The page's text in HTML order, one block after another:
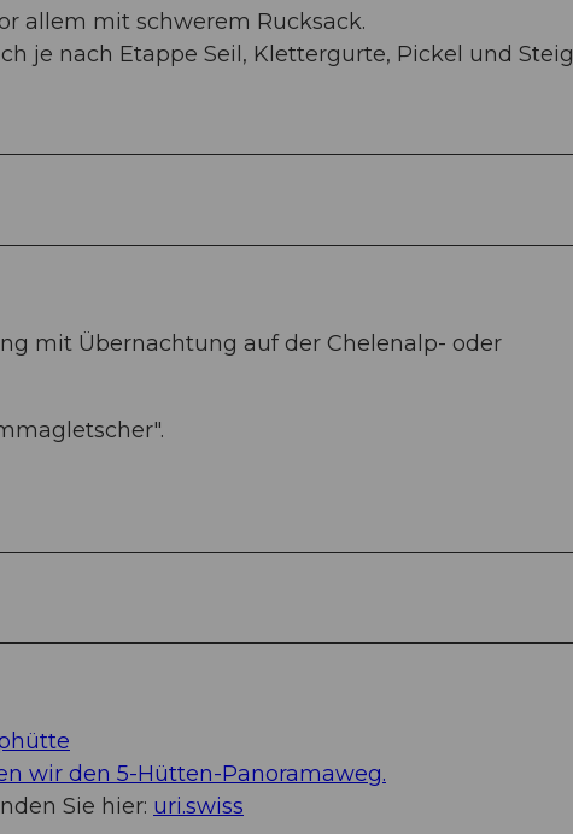
allem mit schwerem Rucksack.
je nach Etappe Seil, Klettergurte, Pickel und
mit Übernachtung auf der Chelenalp- oder
wir den 5-Hütten-Panoramaweg.
Sie hier: uri.swiss